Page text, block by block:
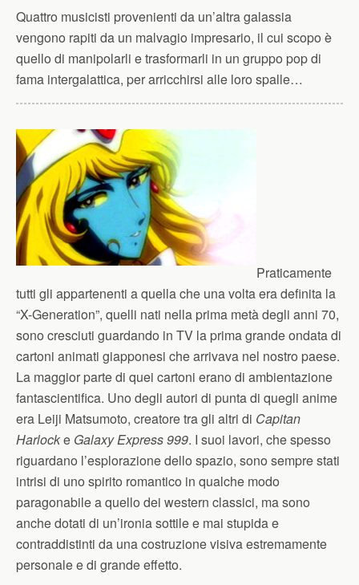
Quattro musicisti provenienti da un’altra galassia
vengono rapiti da un malvagio impresario, il cui scopo è
quello di manipolarli e trasformarli in un gruppo pop di
fama intergalattica, per arricchirsi alle loro spalle…
Praticamente
tutti gli appartenenti a quella che una volta era definita la
“X-Generation”, quelli nati nella prima metà degli anni 70,
sono cresciuti guardando in TV la prima grande ondata di
cartoni animati giapponesi che arrivava nel nostro paese.
La maggior parte di quei cartoni erano di ambientazione
fantascientifica. Uno degli autori di punta di quegli anime
era Leiji Matsumoto, creatore tra gli altri di Capitan
Harlocke Galaxy Express 999. I suoi lavori, che spesso
riguardano l’esplorazione dello spazio, sono sempre stati
intrisi di uno spirito romantico in qualche modo
paragonabile a quello dei western classici, ma sono
anche dotati di un’ironia sottile e mai stupida e
contraddistinti da una costruzione visiva estremamente
personale e di grande effetto.